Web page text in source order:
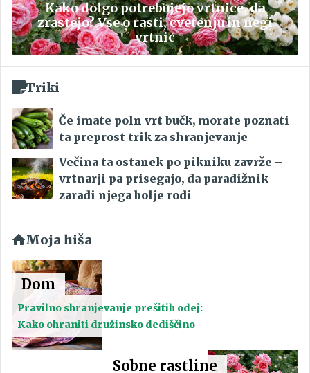
Kako dolgo potrebujejo vrtnice, da
zrastejo? Vse o rasti, cvetenju in negi
vrtnic
Triki
Če imate poln vrt bučk, morate poznati
ta preprost trik za shranjevanje
Večina ta ostanek po pikniku zavrže –
vrtnarji pa prisegajo, da paradižnik
zaradi njega bolje rodi
Moja hiša
Dom
Pravilno shranjevanje prešitih odej:
Kako ohraniti družinsko dediščino
Sobne rastline